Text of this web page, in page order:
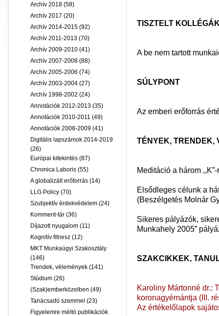
TISZTELT
A be nem tartott
SÚLYPONT
Az emberi erőforrás
TÉNYEK, TRENDEK,
Meditáció a három
Elsődleges célunk a
(Beszélgetés Molnár
Sikeres pályázók,
Munkahely 2005”
SZAKCIKKEK,
Karoliny Mártonné dr.:
koronagyémántja (III.
Az értékelőlapok
Archív 2018 (58)
Archív 2017 (20)
Archív 2014-2015 (92)
Archív 2011-2013 (70)
Archív 2009-2010 (41)
Archív 2007-2008 (88)
Archív 2005-2006 (74)
Archív 2003-2004 (27)
Archív 1998-2002 (24)
Annotációk 2012-2013 (35)
Annotációk 2010-2011 (49)
Annotációk 2008-2009 (41)
Digitális lapszámok 2014-2019
(26)
Európai kitekintés (87)
Chronica Laboris (55)
A globalizált erőforrás (14)
LLG Policy (70)
Szubjektív érdekvédelem (24)
Komment-tár (36)
Díjazott nyugalom (11)
Kognitív fitnesz (12)
MKT Munkaügyi Szakosztály
(146)
Trendek, vélemények (141)
Stúdium (26)
(Szak)emberközelben (49)
Tanácsadó szemmel (23)
Figyelemre méltó publikációk